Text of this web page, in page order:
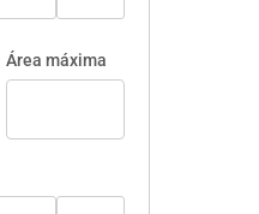
Área máxima